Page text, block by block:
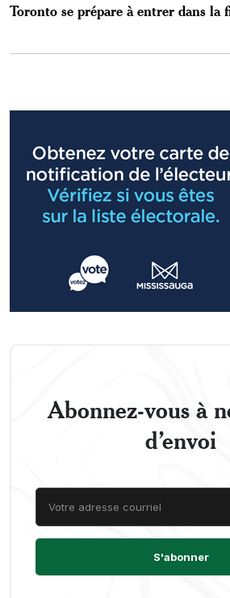
Toronto se prépare à entrer dans la
Abonnez-vous à
d’envoi